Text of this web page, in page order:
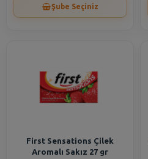
Şube Seçiniz
First Sensations Çilek
Aromalı Sakız 27 gr